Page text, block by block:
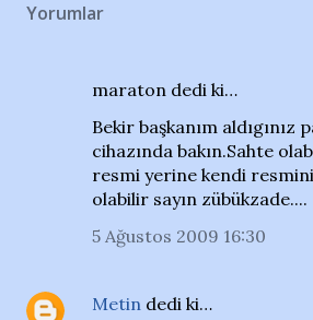
Yorumlar
maraton dedi ki…
Bekir başkanım aldıgınız
cihazında bakın.Sahte
resmi yerine kendi
olabilir sayın zübükzade....
5 Ağustos 2009 16:30
Metin dedi ki…